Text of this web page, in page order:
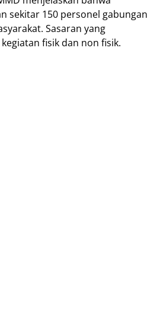
sekitar 150 personel gabungan
Sasaran yang
fisik dan non fisik.